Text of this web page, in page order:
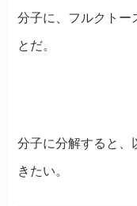
分子に、フルクトー
とだ。
分子に分解すると、
きたい。